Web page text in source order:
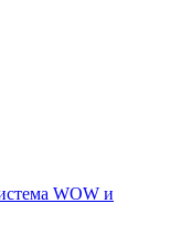
WOW и